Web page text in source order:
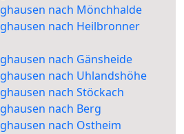
nach Mönchhalde
nach Heilbronner
nach Gänsheide
nach Uhlandshöhe
nach Stöckach
nach Berg
nach Ostheim